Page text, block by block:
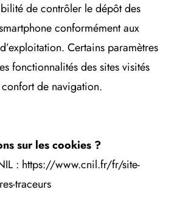
de contrôler le dépôt des
conformément aux
Certains paramètres
fonctionnalités des sites visités
de navigation.
sur les cookies ?
: https://www.cnil.fr/fr/site-
traceurs